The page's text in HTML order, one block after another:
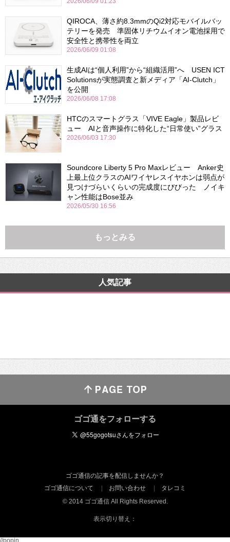
QIROCA、薄さ約8.3mmのQi2対応モバイルバッ
テリーを発売 準固体リチウムイオン電池採用で
安全性と携帯性を両立
2026/06/09 01:08
生成AIは“個人利用”から“組織活用”へ USEN ICT
Solutionsが実態調査と新メディア「AI-Clutch」
を公開
2026/06/08 17:08
HTCのスマートグラス「VIVE Eagle」製品レビ
ュー AIと音声操作に特化した“日常使い”グラス
2026/06/03 17:30
Soundcore Liberty 5 Pro Maxレビュー Anker史
上最上位クラスのAIワイヤレスイヤホンは弱点が
見つけづらいくらいの完成度にびびった ノイキ
ャン性能はBose並み
2026/05/30 16:56
もっとみる
人気記事
ゴゴ通をフォローする
ゴゴ通信の記事を配信しませんか？
ゴゴ通信について
お問い合わせ
タレコミ
© 2014 ゴゴ通信 All Rights Reserved.
表示切り替え：